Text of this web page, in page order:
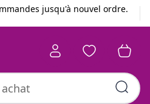
jusqu'à nouvel ordre.